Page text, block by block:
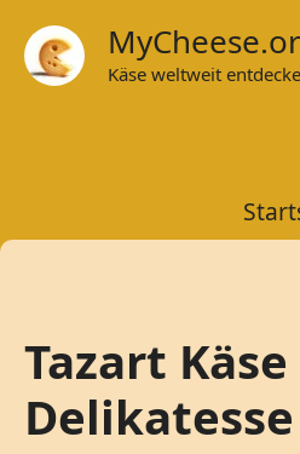
Zum
Inhalt
springen
Käse weltweit
Tazart
Delikatesse